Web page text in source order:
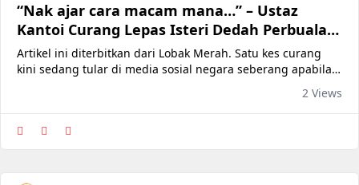
“Nak ajar cara macam mana…” – Ustaz
Kantoi Curang Lepas Isteri Dedah Perbualan
L*cah Dengan Pelajar Sendiri
Artikel ini diterbitkan dari Lobak Merah. Satu kes curang
kini sedang tular di media sosial negara seberang apabila
seorang wanita mendedahkan kecurangan suaminya yang
menunjukkan perbualan WhatsApp suaminya itu bersama
orang ketiga yang dipercayai salah seorang pelajar ustaz
itu sendiri. Ar
2 Views